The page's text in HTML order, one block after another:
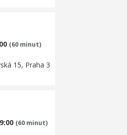
(60 minut)
15, Praha 3
(60 minut)